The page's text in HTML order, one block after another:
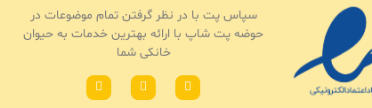
سپاس پت با در نظر گرفتن تمام موضوعات در
حوضه پت شاپ با ارائه بهترین خدمات به حیوان
خانکی شما